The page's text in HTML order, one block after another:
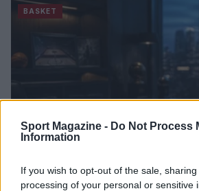
Sport Magazine - Do Not Process
Information
If you wish to opt-out of the sale,
processing of your personal or sensitive
BASKET